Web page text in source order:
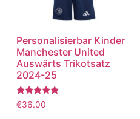
Personalisierbar Kinder
Manchester United
Auswärts Trikotsatz
2024-25
Bewertet
mit
€36.00